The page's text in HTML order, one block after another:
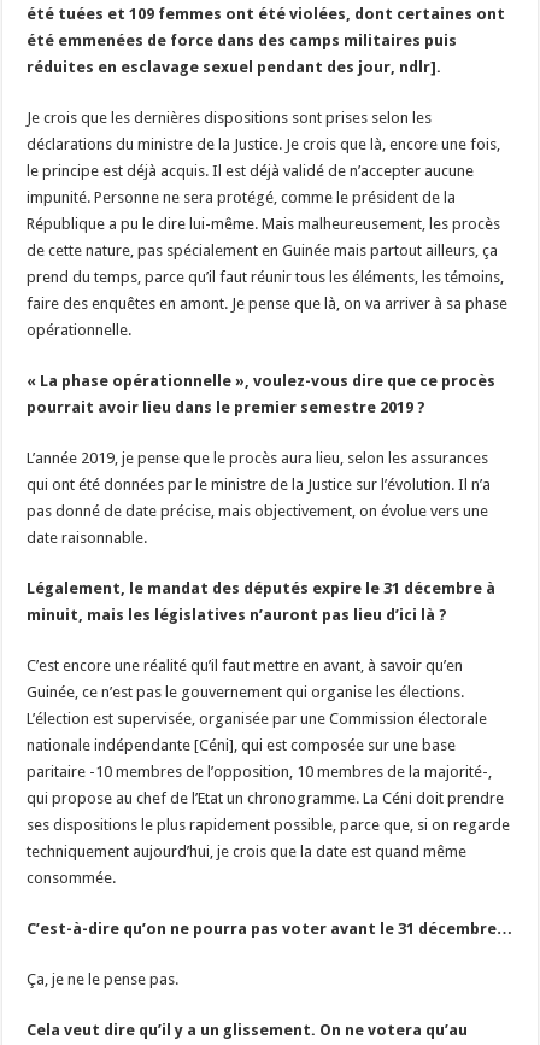
été tuées et 109 femmes ont été violées, dont certaines ont
été emmenées de force dans des camps militaires puis
réduites en esclavage sexuel pendant des jour, ndlr].
Je crois que les dernières dispositions sont prises selon les
déclarations du ministre de la Justice. Je crois que là, encore une fois,
le principe est déjà acquis. Il est déjà validé de n’accepter aucune
impunité. Personne ne sera protégé, comme le président de la
République a pu le dire lui-même. Mais malheureusement, les procès
de cette nature, pas spécialement en Guinée mais partout ailleurs, ça
prend du temps, parce qu’il faut réunir tous les éléments, les témoins,
faire des enquêtes en amont. Je pense que là, on va arriver à sa phase
opérationnelle.
« La phase opérationnelle », voulez-vous dire que ce procès
pourrait avoir lieu dans le premier semestre 2019 ?
L’année 2019, je pense que le procès aura lieu, selon les assurances
qui ont été données par le ministre de la Justice sur l’évolution. Il n’a
pas donné de date précise, mais objectivement, on évolue vers une
date raisonnable.
Légalement, le mandat des députés expire le 31 décembre à
minuit, mais les législatives n’auront pas lieu d’ici là ?
C’est encore une réalité qu’il faut mettre en avant, à savoir qu’en
Guinée, ce n’est pas le gouvernement qui organise les élections.
L’élection est supervisée, organisée par une Commission électorale
nationale indépendante [Céni], qui est composée sur une base
paritaire -10 membres de l’opposition, 10 membres de la majorité-,
qui propose au chef de l’Etat un chronogramme. La Céni doit prendre
ses dispositions le plus rapidement possible, parce que, si on regarde
techniquement aujourd’hui, je crois que la date est quand même
consommée.
C’est-à-dire qu’on ne pourra pas voter avant le 31 décembre…
Ça, je ne le pense pas.
Cela veut dire qu’il y a un glissement. On ne votera qu’au